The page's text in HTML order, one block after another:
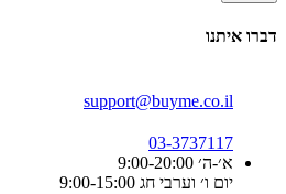
דברו איתנו
support@buyme.co.il
03-3737117
א׳-ה׳ 9:00-20:00
יום ו׳ וערבי חג 9:00-15:00